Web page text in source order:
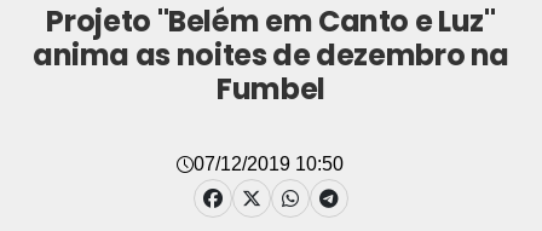
Projeto "Belém em Canto e Luz"
anima as noites de dezembro na
Fumbel
07/12/2019 10:50